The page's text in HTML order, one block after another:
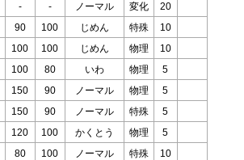
- - ノーマル 変化 20
90 100 じめん 特殊 10
100 100 じめん 物理 10
100 80 いわ 物理 5
150 90 ノーマル 物理 5
150 90 ノーマル 特殊 5
120 100 かくとう 物理 5
80 100 ノーマル 特殊 10